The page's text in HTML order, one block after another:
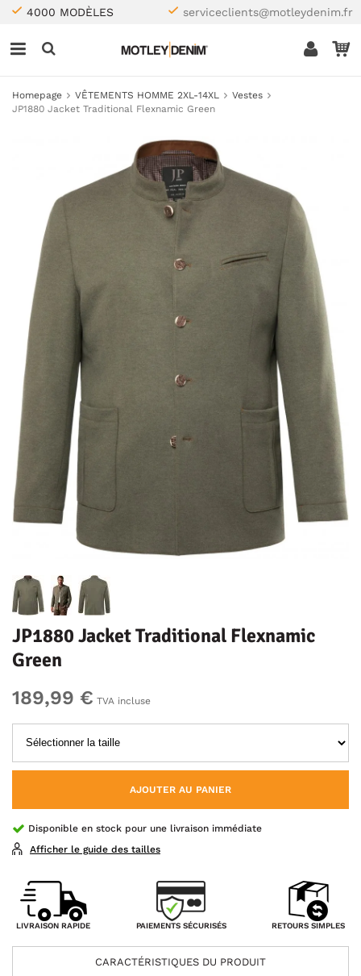
4000 MODÈLES serviceclients@motleydenim.fr
Homepage VÊTEMENTS HOMME 2XL-14XL
Vestes
JP1880 Jacket Traditional Flexnamic Green
JP1880 Jacket Traditional Flexnamic
Green
189,99 € TVA incluse
AJOUTER AU PANIER
Disponible en stock pour une livraison immédiate
Afficher le guide des tailles
LIVRAISON RAPIDE PAIEMENTS SÉCURISÉS RETOURS SIMPLES
CARACTÉRISTIQUES DU PRODUIT